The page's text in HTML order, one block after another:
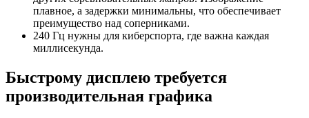
плавное, а задержки минимальны, что обеспечивает
преимущество над соперниками.
240 Гц нужны для киберспорта, где важна каждая
миллисекунда.
Быстрому дисплею требуется
производительная графика